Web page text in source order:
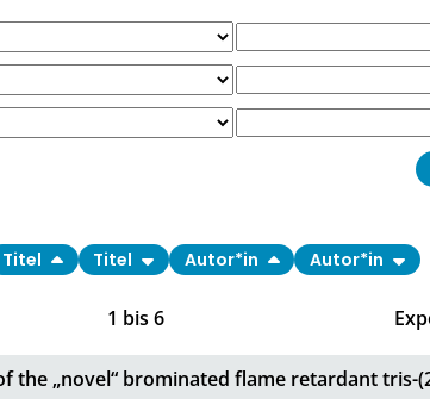
1 bis 6
Titel Titel Autor*in Autor*in
the „novel“ brominated flame retardant tris-